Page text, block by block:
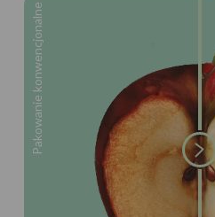
Pakowanie konwencjonalne